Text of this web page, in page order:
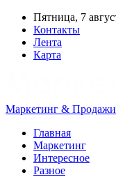
Пятница, 7
Контакты
Лента
Карта
Маркетинг &
Главная
Маркетинг
Интересное
Разное